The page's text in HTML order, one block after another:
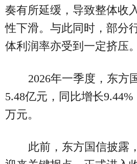
奏有所延缓，导致整体收
性下滑。与此同时，部分
体利润率亦受到一定挤压。
2026年一季度，东方
5.48亿元，同比增长9.44%
万元。
此前，东方国信披露